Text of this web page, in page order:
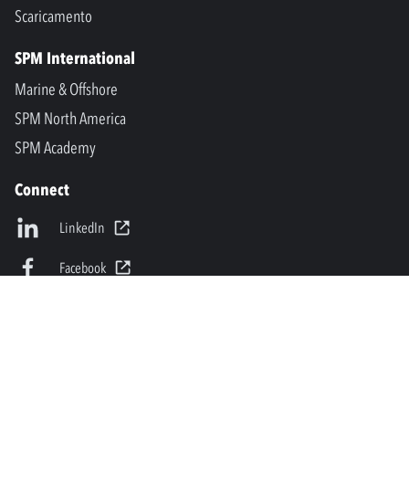
Scaricamento
SPM International
Marine & Offshore
SPM North America
SPM Academy
Connect
LinkedIn
Facebook